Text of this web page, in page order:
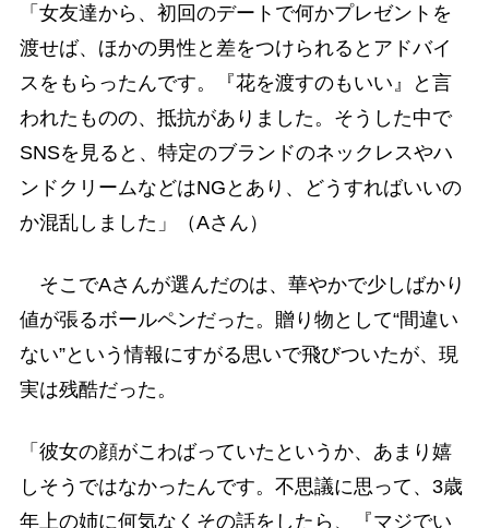
「女友達から、初回のデートで何かプレゼントを
渡せば、ほかの男性と差をつけられるとアドバイ
スをもらったんです。『花を渡すのもいい』と言
われたものの、抵抗がありました。そうした中で
SNSを見ると、特定のブランドのネックレスやハ
ンドクリームなどはNGとあり、どうすればいいの
か混乱しました」（Aさん）
そこでAさんが選んだのは、華やかで少しばかり
値が張るボールペンだった。贈り物として“間違い
ない”という情報にすがる思いで飛びついたが、現
実は残酷だった。
「彼女の顔がこわばっていたというか、あまり嬉
しそうではなかったんです。不思議に思って、3歳
年上の姉に何気なくその話をしたら、『マジでい